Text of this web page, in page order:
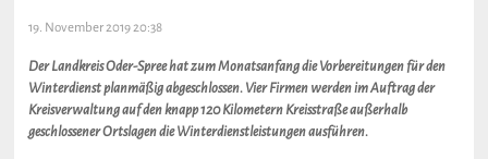
19. November 2019 20:38
Der Landkreis Oder-Spree hat zum Monatsanfang die Vorbereitungen für den
Winterdienst planmäßig abgeschlossen. Vier Firmen werden im Auftrag der
Kreisverwaltung auf den knapp 120 Kilometern Kreisstraße außerhalb
geschlossener Ortslagen die Winterdienstleistungen ausführen.